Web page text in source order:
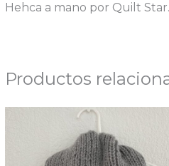
Hehca a mano por Quilt Star.
Productos